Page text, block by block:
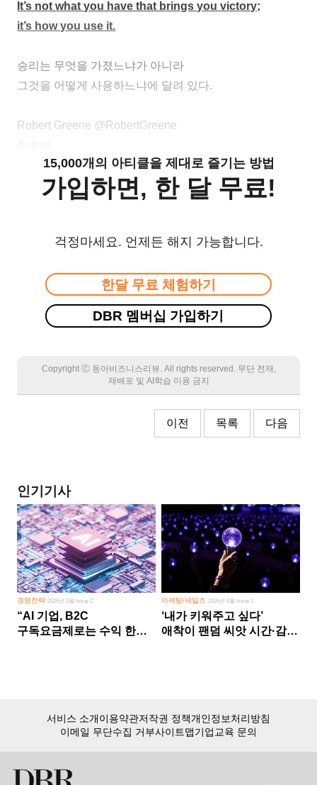
It’s not what you have that brings you victory;
it’s how you use it.
승리는 무엇을 가졌느냐가 아니라
그것을 어떻게 사용하느냐에 달려 있다.
Robert Greene @RobertGreene
15,000개의 아티클을 제대로 즐기는 방법
가입하면, 한 달 무료!
걱정마세요. 언제든 해지 가능합니다.
한달 무료 체험하기
DBR 멤버십 가입하기
Copyright Ⓒ 동아비즈니스리뷰. All rights reserved. 무단 전재,
재배포 및 AI학습 이용 금지
이전 목록 다음
인기기사
경영전략 2026년 5월 Issue 2
“AI 기업, B2C
구독요금제로는 수익 한계
마케팅/세일즈 2026년 8월 Issue 1
‘내가 키워주고 싶다’
애착이 팬덤 씨앗 시간·감정
서비스 소개이용약관저작권 정책개인정보처리방침
이메일 무단수집 거부사이트맵기업교육 문의